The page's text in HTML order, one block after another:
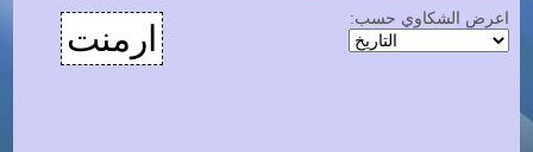
ارمنت
اعرض الشكاوي حسب: